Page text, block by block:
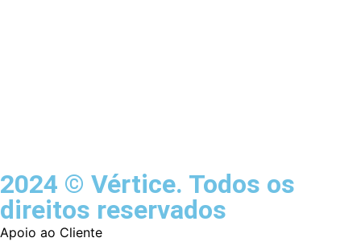
2024 © Vértice. Todos os
direitos reservados
Apoio ao Cliente